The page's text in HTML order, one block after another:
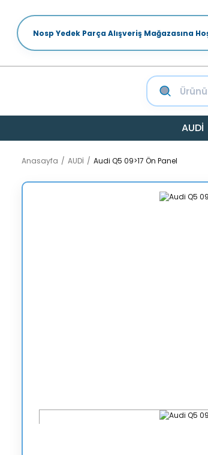
Nosp Yedek Parça Alışveriş Mağazasına
AUDİ
Anasayfa AUDİ Audi Q5 09>17 Ön Panel